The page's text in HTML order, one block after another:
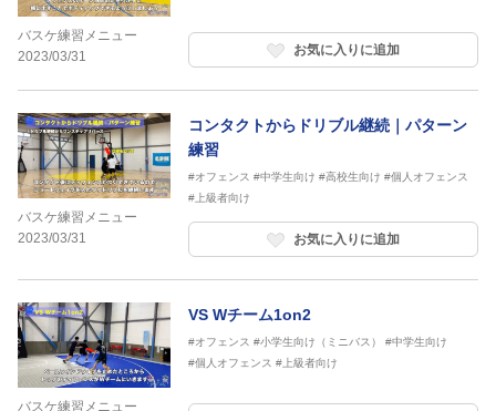
バスケ練習メニュー
2023/03/31
お気に入りに追加
バスケ練習メニュー
2023/03/31
コンタクトからドリブル継続｜パターン
練習
#オフェンス #中学生向け #高校生向け #個人オフェンス
#上級者向け
お気に入りに追加
バスケ練習メニュー
VS Wチーム1on2
#オフェンス #小学生向け（ミニバス）
#中学生向け
#個人オフェンス #上級者向け